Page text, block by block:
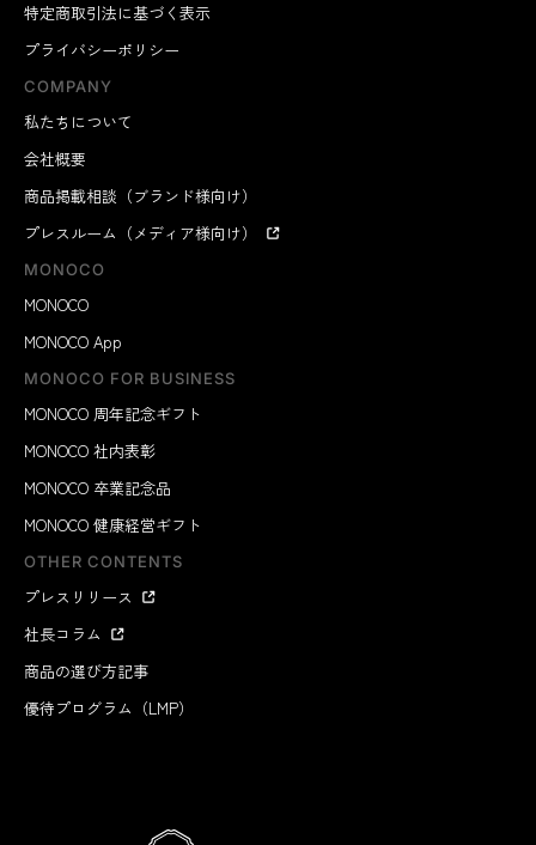
特定商取引法に基づく表示
プライバシーポリシー
COMPANY
私たちについて
会社概要
商品掲載相談（ブランド様向け）
プレスルーム（メディア様向け）
MONOCO
MONOCO
MONOCO App
MONOCO FOR BUSINESS
MONOCO 周年記念ギフト
MONOCO 社内表彰
MONOCO 卒業記念品
MONOCO 健康経営ギフト
OTHER CONTENTS
プレスリリース
社長コラム
商品の選び方記事
優待プログラム（LMP）